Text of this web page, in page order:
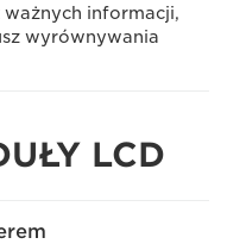
informacji,
wyrównywania
LCD